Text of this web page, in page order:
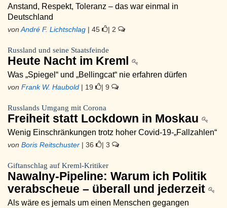
Anstand, Respekt, Toleranz – das war einmal in
Deutschland
von André F. Lichtschlag | 45 | 2
Russland und seine Staatsfeinde
Heute Nacht im Kreml
Was „Spiegel“ und „Bellingcat“ nie erfahren dürfen
von Frank W. Haubold | 19 | 9
Russlands Umgang mit Corona
Freiheit statt Lockdown in Moskau
Wenig Einschränkungen trotz hoher Covid-19-„Fallzahlen“
von Boris Reitschuster | 36 | 3
Giftanschlag auf Kreml-Kritiker
Nawalny-Pipeline: Warum ich Politik
verabscheue – überall und jederzeit
Als wäre es jemals um einen Menschen gegangen